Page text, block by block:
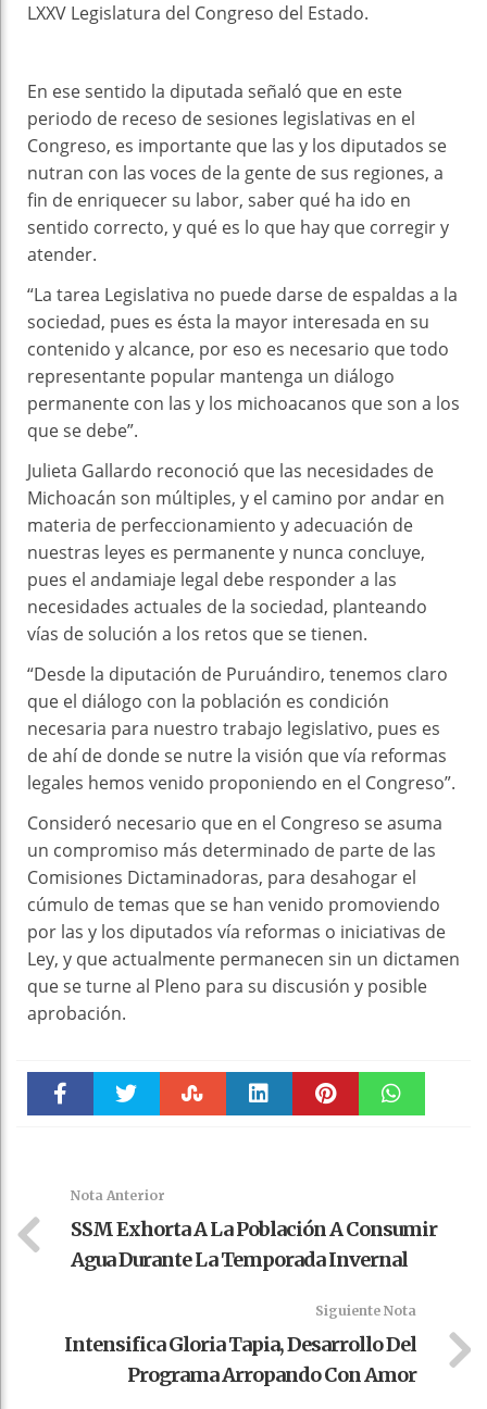
LXXV Legislatura del Congreso del Estado.
En ese sentido la diputada señaló que en este
periodo de receso de sesiones legislativas en el
Congreso, es importante que las y los diputados se
nutran con las voces de la gente de sus regiones, a
fin de enriquecer su labor, saber qué ha ido en
sentido correcto, y qué es lo que hay que corregir y
atender.
“La tarea Legislativa no puede darse de espaldas a la
sociedad, pues es ésta la mayor interesada en su
contenido y alcance, por eso es necesario que todo
representante popular mantenga un diálogo
permanente con las y los michoacanos que son a los
que se debe”.
Julieta Gallardo reconoció que las necesidades de
Michoacán son múltiples, y el camino por andar en
materia de perfeccionamiento y adecuación de
nuestras leyes es permanente y nunca concluye,
pues el andamiaje legal debe responder a las
necesidades actuales de la sociedad, planteando
vías de solución a los retos que se tienen.
“Desde la diputación de Puruándiro, tenemos claro
que el diálogo con la población es condición
necesaria para nuestro trabajo legislativo, pues es
de ahí de donde se nutre la visión que vía reformas
legales hemos venido proponiendo en el Congreso”.
Consideró necesario que en el Congreso se asuma
un compromiso más determinado de parte de las
Comisiones Dictaminadoras, para desahogar el
cúmulo de temas que se han venido promoviendo
por las y los diputados vía reformas o iniciativas de
Ley, y que actualmente permanecen sin un dictamen
que se turne al Pleno para su discusión y posible
aprobación.
Nota Anterior
SSM Exhorta A La Población A Consumir
Agua Durante La Temporada Invernal
Siguiente Nota
Intensifica Gloria Tapia, Desarrollo Del
Programa Arropando Con Amor